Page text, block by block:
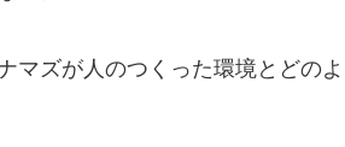
マズが人のつくった環境とどの